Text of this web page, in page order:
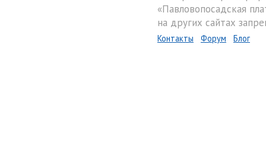
«Павловопосадская
на других сайтах
Контакты Форум Блог